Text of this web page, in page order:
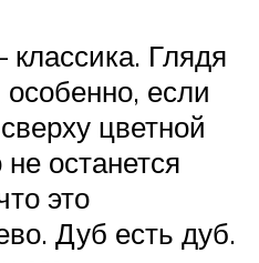
Глядя
если
цветной
не останется
это
Дуб есть дуб.